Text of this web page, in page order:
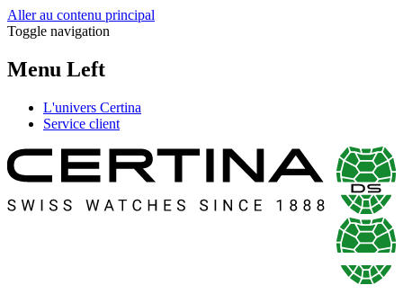
Aller au contenu principal
Toggle navigation
Menu Left
L'univers Certina
Service client